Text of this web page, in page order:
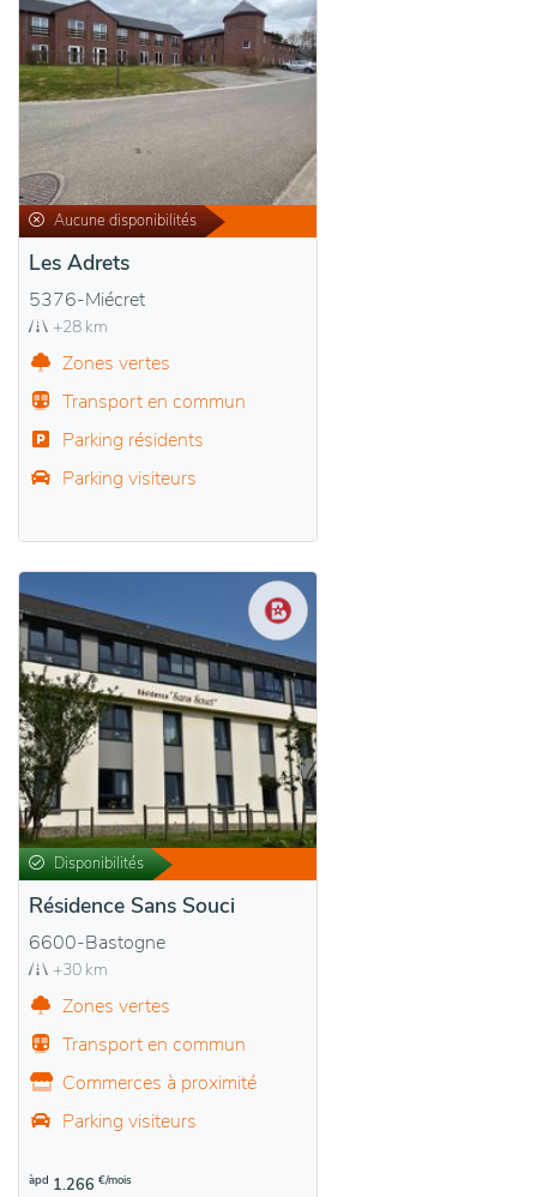
Aucune disponibilités
Les Adrets
5376-Miécret
+28 km
Zones vertes
Transport en commun
Parking résidents
Parking visiteurs
Disponibilités
Résidence Sans Souci
6600-Bastogne
+30 km
Zones vertes
Transport en commun
Commerces à proximité
Parking visiteurs
àpd 1.266 €/mois